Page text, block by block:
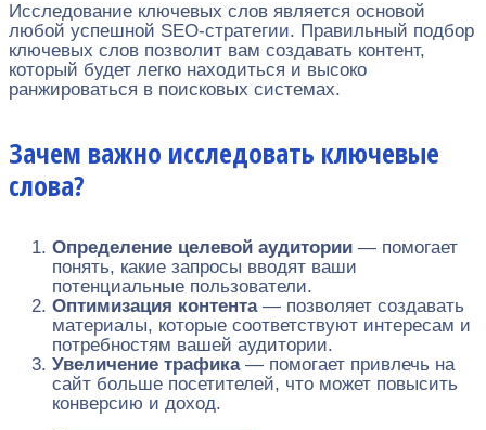
Исследование ключевых слов является основой
любой успешной SEO-стратегии. Правильный подбор
ключевых слов позволит вам создавать контент,
который будет легко находиться и высоко
ранжироваться в поисковых системах.
Зачем важно исследовать ключевые
слова?
Определение целевой аудитории — помогает
понять, какие запросы вводят ваши
потенциальные пользователи.
Оптимизация контента— позволяет создавать
материалы, которые соответствуют интересам и
потребностям вашей аудитории.
Увеличение трафика— помогает привлечь на
сайт больше посетителей, что может повысить
конверсию и доход.